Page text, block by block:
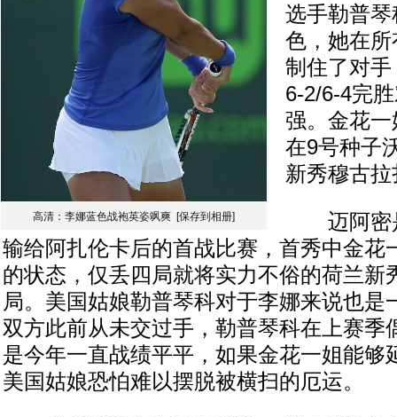
高清：李娜蓝色战袍英姿飒爽 [保存到相册]
选手勒普
色，她在
制住了对
6-2/6-4完
强。金花
在9号种子
新秀穆古
迈阿密
输给阿扎伦卡后的首战比赛，首秀中金花
的状态，仅丢四局就将实力不俗的荷兰新
局。美国姑娘勒普琴科对于李娜来说也是
双方此前从未交过手，勒普琴科在上赛季
是今年一直战绩平平，如果金花一姐能够
美国姑娘恐怕难以摆脱被横扫的厄运。